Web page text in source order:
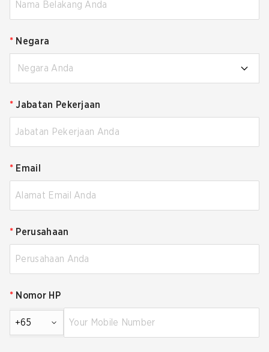
* Negara
Negara Anda
* Jabatan Pekerjaan
* Email
* Perusahaan
* Nomor HP
+65